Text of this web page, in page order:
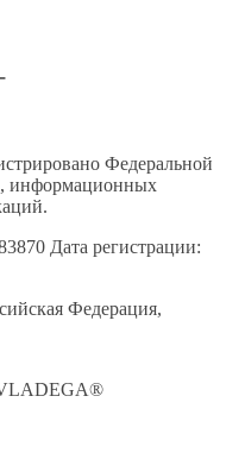
Федеральной
информационных
Дата регистрации:
Федерация,